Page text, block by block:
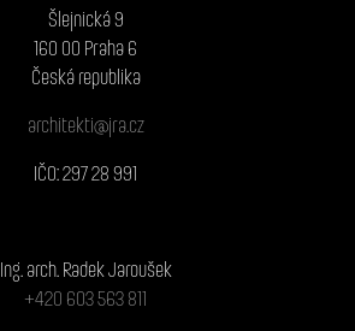
Šlejnická 9
160 00 Praha 6
Česká republika
architekti@jra.cz
IČO: 297 28 991
Ing. arch. Radek Jaroušek
+420 603 563 811